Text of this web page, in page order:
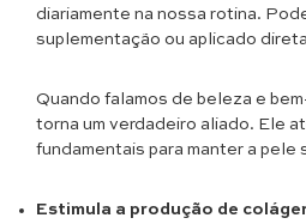
diariamente na nossa rotina.
suplementação ou aplicado
Quando falamos de beleza e
torna um verdadeiro aliado. Ele
fundamentais para manter a pele
Estimula a produção de